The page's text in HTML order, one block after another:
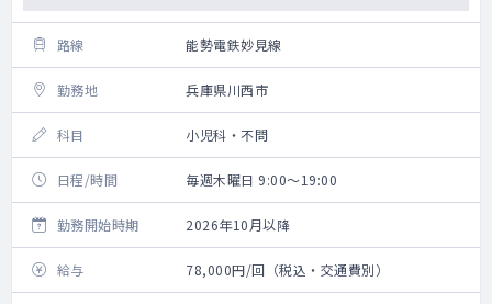
路線 能勢電鉄妙見線
勤務地 兵庫県川西市
科目 小児科・不問
日程/時間 毎週木曜日 9:00～19:00
勤務開始時期 2026年10月以降
給与 78,000円/回（税込・交通費別）